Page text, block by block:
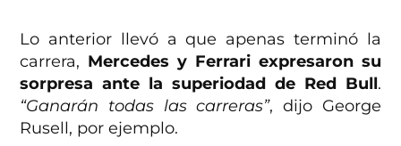
Lo anterior llevó a que apenas terminó la
carrera, Mercedes y Ferrari expresaron su
sorpresa ante la superiodad de Red Bull.
“Ganarán todas las carreras”, dijo George
Rusell, por ejemplo.